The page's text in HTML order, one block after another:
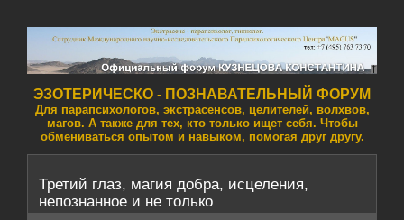
ЭЗОТЕРИЧЕСКО - ПОЗНАВАТЕЛЬНЫЙ ФОРУМ
Для парапсихологов, экстрасенсов, целителей, волхвов,
магов. А также для тех, кто только ищет себя. Чтобы
обмениваться опытом и навыком, помогая друг другу.
Третий глаз, магия добра, исцеления,
непознанное и не только